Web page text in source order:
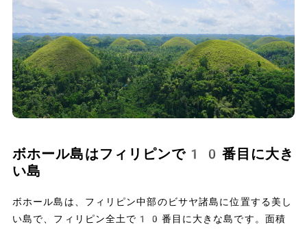
ボホール島はフィリピンで10番目に大き
い島
ボホール島は、フィリピン中部のビサヤ諸島に位置する美し
い島で、フィリピン全土で10番目に大きな島です。面積